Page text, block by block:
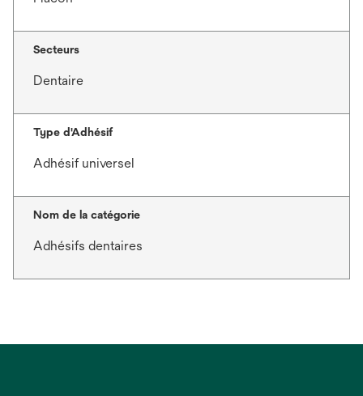
Secteurs
Dentaire
Type d'Adhésif
Adhésif universel
Nom de la catégorie
Adhésifs dentaires